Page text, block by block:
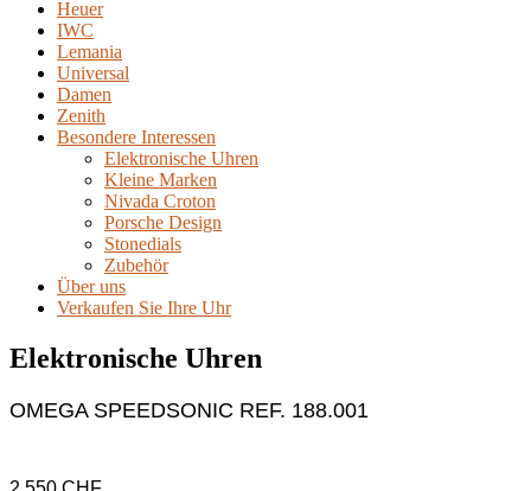
Heuer
IWC
Lemania
Universal
Damen
Zenith
Besondere Interessen
Elektronische Uhren
Kleine Marken
Nivada Croton
Porsche Design
Stonedials
Zubehör
Über uns
Verkaufen Sie Ihre Uhr
Elektronische Uhren
OMEGA SPEEDSONIC REF. 188.001